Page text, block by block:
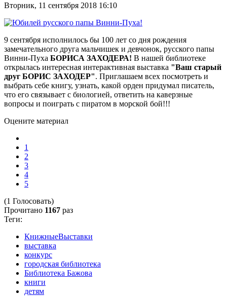
Вторник, 11 сентября 2018 16:10
9 сентября исполнилось бы 100 лет со дня рождения
замечательного друга мальчишек и девчонок, русского папы
Винни-Пуха БОРИСА ЗАХОДЕРА! В нашей библиотеке
открылась интересная интерактивная выставка "Ваш старый
друг БОРИС ЗАХОДЕР". Приглашаем всех посмотреть и
выбрать себе книгу, узнать, какой орден придумал писатель,
что его связывает с биологией, ответить на каверзные
вопросы и поиграть с пиратом в морской бой!!!
Оцените материал
1
2
3
4
5
(1 Голосовать)
Прочитано 1167 раз
Теги:
КнижныеВыставки
выставка
конкурс
городская библиотека
Библиотека Бажова
книги
детям